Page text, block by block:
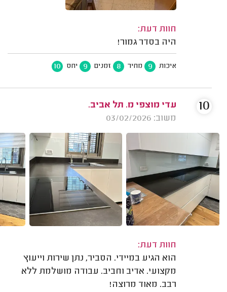
חוות דעת:
היה בסדר גמור!
איכות 9 מחיר 8 זמנים 9 יחס 10
עדי מוצפי מ. תל אביב.
משוב: 03/02/2026
חוות דעת:
הוא הגיע במיידי. הסביר, נתן שירות וייעוץ
מקצועי. אדיב וחביב. עבודה מושלמת ללא
רבב. מאוד מרוצה!
10